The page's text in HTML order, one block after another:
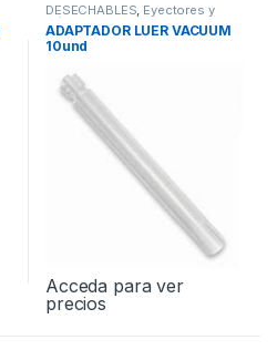
DESECHABLES Eyectores y
Cánulas
ADAPTADOR LUER VACUUM
10und
Acceda para ver
precios